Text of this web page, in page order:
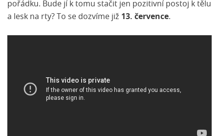
pořádku. Bude jí k tomu stačit jen pozitivní postoj k tělu
a lesk na rty? To se dozvíme již 13. července.